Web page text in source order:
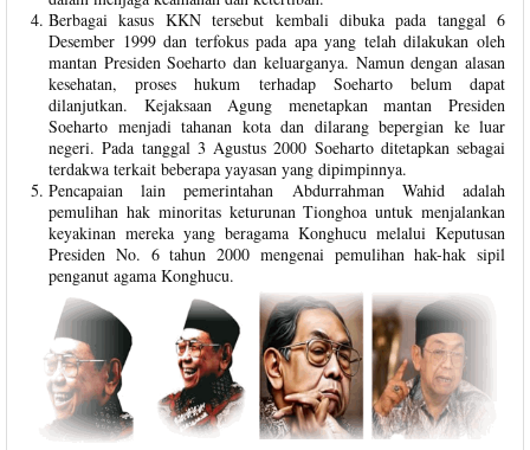
Berbagai kasus KKN tersebut kembali dibuka pada tanggal 6
Desember 1999 dan terfokus pada apa yang telah dilakukan oleh
mantan Presiden Soeharto dan keluarganya. Namun dengan alasan
kesehatan, proses hukum terhadap Soeharto belum dapat
dilanjutkan. Kejaksaan Agung menetapkan mantan Presiden
Soeharto menjadi tahanan kota dan dilarang bepergian ke luar
negeri. Pada tanggal 3 Agustus 2000 Soeharto ditetapkan sebagai
terdakwa terkait beberapa yayasan yang dipimpinnya.
Pencapaian lain pemerintahan Abdurrahman Wahid adalah
pemulihan hak minoritas keturunan Tionghoa untuk menjalankan
keyakinan mereka yang beragama Konghucu melalui Keputusan
Presiden No. 6 tahun 2000 mengenai pemulihan hak-hak sipil
penganut agama Konghucu.